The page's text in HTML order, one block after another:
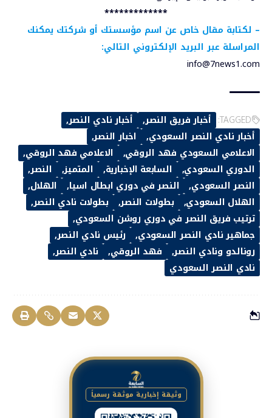
*************
– لكتابة مقال خاص عن اسم مؤسستك أو شركتك يمكنك
المراسلة عبر البريد الإلكتروني التالي:
info@7news1.com
TAGGED: أخبار فريق النصر
أخبار نادي النصر
أخبار نادي النصر السعودي
اخبار النصر
الاعلامي السعودي فهد الروقي
الاعلامي فهد الروقي
الدوري السعودي
السابعة الإخبارية المتميز
النصر
النصر السعودي
النصر في دوري ابطال اسيا
الهلال
الهلال السعودي
بطولات النصر
بطولات نادي النصر
ترتيب فريق النصر في دوري روشن السعودي
جماهير نادي النصر السعودي
رئيس نادي النصر
رونالدو ونادي النصر
فهد الروقي
نادي النصر
نادي النصر السعودي
وثيقة إخبارية موثقة رسمياً